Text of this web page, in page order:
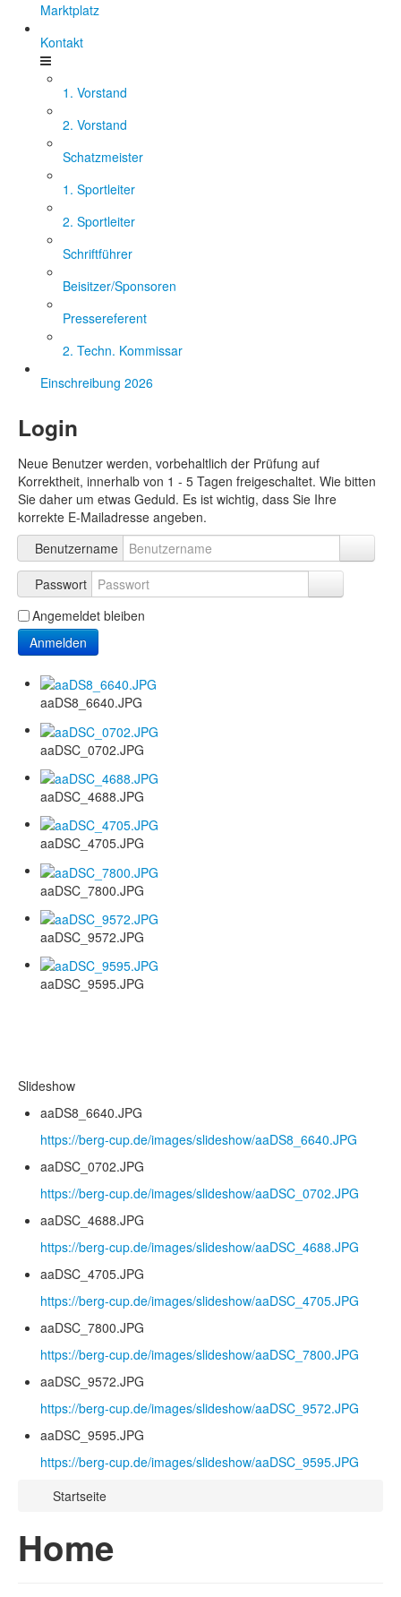
Marktplatz
Kontakt
1. Vorstand
2. Vorstand
Schatzmeister
1. Sportleiter
2. Sportleiter
Schriftführer
Beisitzer/Sponsoren
Pressereferent
2. Techn. Kommissar
Einschreibung 2026
Login
Neue Benutzer werden, vorbehaltlich der Prüfung auf
Korrektheit, innerhalb von 1 - 5 Tagen freigeschaltet. Wie bitten
Sie daher um etwas Geduld. Es ist wichtig, dass Sie Ihre
korrekte E-Mailadresse angeben.
Benutzername
Passwort
Angemeldet bleiben
Anmelden
aaDS8_6640.JPG
aaDSC_0702.JPG
aaDSC_4688.JPG
aaDSC_4705.JPG
aaDSC_7800.JPG
aaDSC_9572.JPG
aaDSC_9595.JPG
Slideshow
aaDS8_6640.JPG
https://berg-cup.de/images/slideshow/aaDS8_6640.JPG
aaDSC_0702.JPG
https://berg-cup.de/images/slideshow/aaDSC_0702.JPG
aaDSC_4688.JPG
https://berg-cup.de/images/slideshow/aaDSC_4688.JPG
aaDSC_4705.JPG
https://berg-cup.de/images/slideshow/aaDSC_4705.JPG
aaDSC_7800.JPG
https://berg-cup.de/images/slideshow/aaDSC_7800.JPG
aaDSC_9572.JPG
https://berg-cup.de/images/slideshow/aaDSC_9572.JPG
aaDSC_9595.JPG
https://berg-cup.de/images/slideshow/aaDSC_9595.JPG
Startseite
Home